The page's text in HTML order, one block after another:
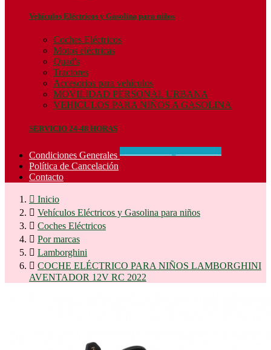
Vehículos Eléctricos y Gasolina para niños
Coches Eléctricos
Motos eléctricas
Quad's
Tractores
Accesorios para vehículos
MOVILIDAD PERSONAL URBANA
VEHICULOS PARA NIÑOS A GASOLINA
SERVICIO 24-48 HORAS
Condiciones Generales
Política de Cancelación
Contacto
 Inicio
 Vehículos Eléctricos y Gasolina para niños
 Coches Eléctricos
 Por marcas
 Lamborghini
 COCHE ELÉCTRICO PARA NIÑOS LAMBORGHINI
AVENTADOR 12V RC 2022